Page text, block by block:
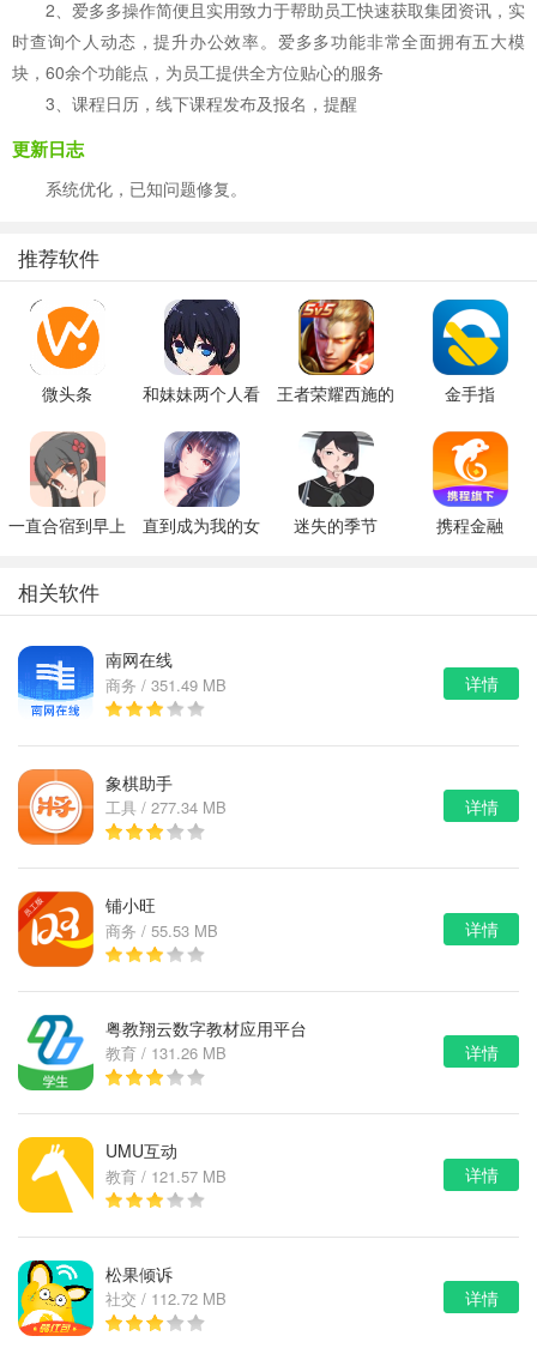
2、爱多多操作简便且实用致力于帮助员工快速获取集团资讯，实
时查询个人动态，提升办公效率。爱多多功能非常全面拥有五大模
块，60余个功能点，为员工提供全方位贴心的服务
3、课程日历，线下课程发布及报名，提醒
更新日志
系统优化，已知问题修复。
推荐软件
微头条
和妹妹两个人看
王者荣耀西施的
金手指
一直合宿到早上
直到成为我的女
迷失的季节
携程金融
相关软件
南网在线
商务 / 351.49 MB 详情
象棋助手
工具 / 277.34 MB 详情
铺小旺
商务 / 55.53 MB 详情
粤教翔云数字教材应用平台
教育 / 131.26 MB 详情
UMU互动
教育 / 121.57 MB 详情
松果倾诉
社交 / 112.72 MB 详情